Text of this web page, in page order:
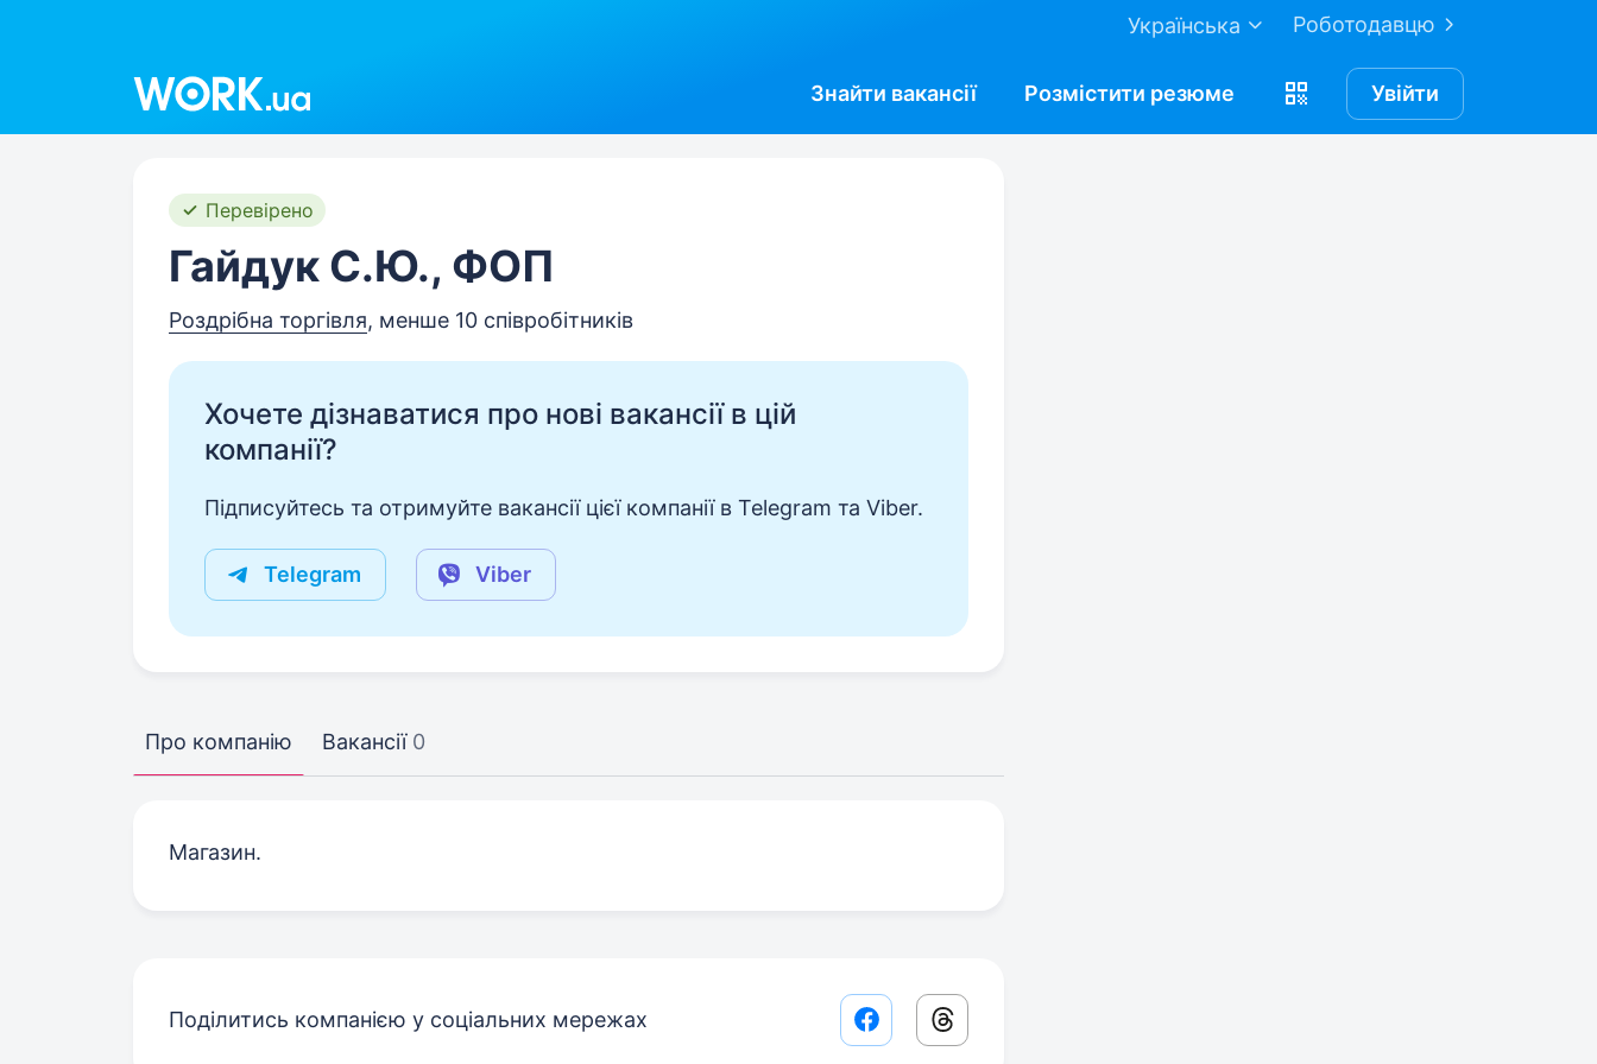
Роботодавцю
Українська
Знайти вакансії Розмістити резюме Увійти
Перевірено
Гайдук С.Ю., ФОП
Роздрібна торгівля, менше 10 співробітників
Хочете дізнаватися про нові вакансії в цій
компанії?
Підписуйтесь та отримуйте вакансії цієї компанії в Telegram та Viber.
Telegram Viber
Про компанію Вакансії 0
Магазин.
Поділитись компанією у соціальних мережах Facebook share link
Threads share link